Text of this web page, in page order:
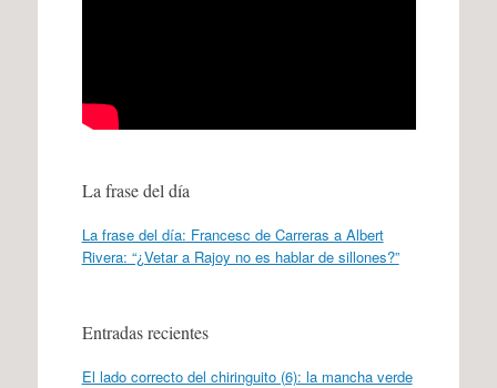
La frase del día
La frase del día: Francesc de Carreras a Albert
Rivera: “¿Vetar a Rajoy no es hablar de sillones?”
Entradas recientes
El lado correcto del chiringuito (6): la mancha verde